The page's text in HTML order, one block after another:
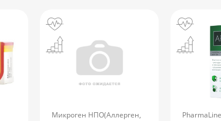
Микроген НПО(Аллерген,